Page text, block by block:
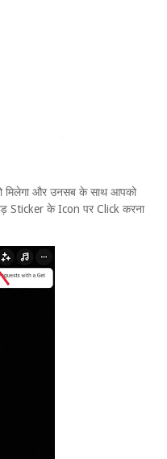
और उनसब के साथ आपको
Sticker के Icon पर Click करना